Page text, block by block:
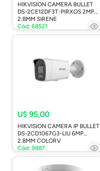
HIKVISION CAMERA BULLET
DS-2CE12DF3T-PIRXOS 2MP
2.8MM SIRENE
Cód: 68521
U$ 95,00
HIKVISION CAMERA IP BULLET
DS-2CD1067G3-LIU 6MP
2.8MM COLORV
Cód: 9887